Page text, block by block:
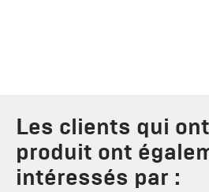
Les clients qui
produit ont
intéressés par :